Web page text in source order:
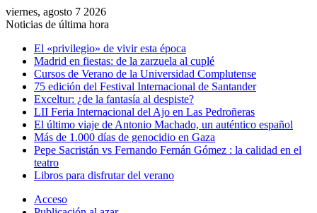
viernes, agosto 7 2026
Noticias de última hora
El «privilegio» de vivir esta época
Madrid en fiestas: de la zarzuela al cuplé
Cursos de Verano de la Universidad Complutense
75 edición del Festival Internacional de Santander
Exceltur: ¿de la fantasía al despiste?
LII Feria Internacional del Ajo en Las Pedroñeras
El último viaje de Antonio Machado, un auténtico español
Más de 1.000 días de genocidio en Gaza
Pepe Sacristán vs Fernando Fernán Gómez : la calidad en el
teatro
Libros para disfrutar del verano
Acceso